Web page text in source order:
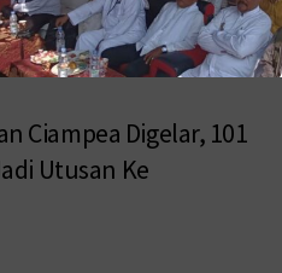
Ciampea Digelar, 101
Utusan Ke